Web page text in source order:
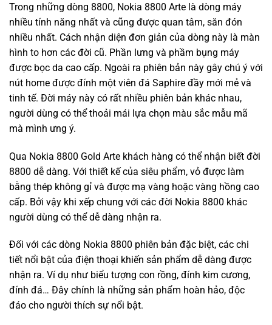
Trong những dòng 8800, Nokia 8800 Arte là dòng máy
nhiều tính năng nhất và cũng được quan tâm, săn đón
nhiều nhất. Cách nhận diện đơn giản của dòng này là màn
hình to hơn các đời cũ. Phần lưng và phầm bụng máy
được bọc da cao cấp. Ngoài ra phiên bản này gây chú ý với
nút home được đính một viên đá Saphire đầy mới mẻ và
tinh tế. Đời máy này có rất nhiều phiên bản khác nhau,
người dùng có thể thoải mái lựa chọn màu sắc mẫu mã
mà mình ưng ý.
Qua Nokia 8800 Gold Arte khách hàng có thể nhận biết đời
8800 dễ dàng. Với thiết kế của siêu phẩm, vỏ được làm
bằng thép không gỉ và được mạ vàng hoặc vàng hồng cao
cấp. Bởi vậy khi xếp chung với các đời Nokia 8800 khác
người dùng có thể dễ dàng nhận ra.
Đối với các dòng Nokia 8800 phiên bản đặc biệt, các chi
tiết nổi bật của điện thoại khiến sản phẩm dễ dàng được
nhận ra. Ví dụ như biểu tượng con rồng, đính kim cương,
đính đá… Đây chính là những sản phẩm hoàn hảo, độc
đáo cho người thích sự nổi bật.